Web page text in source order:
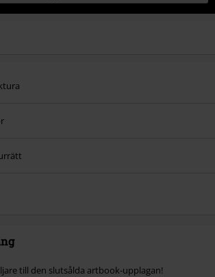
till den slutsålda artbook-upplagan!